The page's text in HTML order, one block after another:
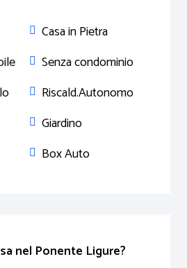
Casa in Pietra
Senza condominio
Riscald.Autonomo
Giardino
Box Auto
nel Ponente Ligure?